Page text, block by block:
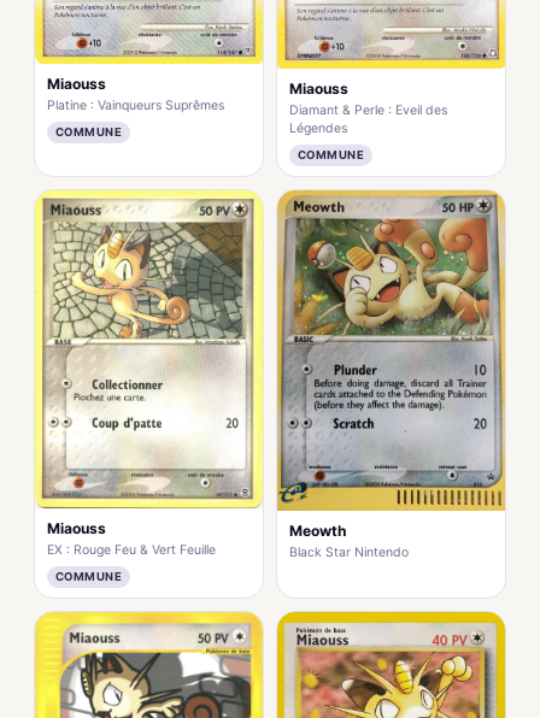
Miaouss
Platine : Vainqueurs Suprêmes
COMMUNE
Miaouss
Diamant & Perle : Eveil des
Légendes
COMMUNE
Miaouss
EX : Rouge Feu & Vert Feuille
COMMUNE
Meowth
Black Star Nintendo